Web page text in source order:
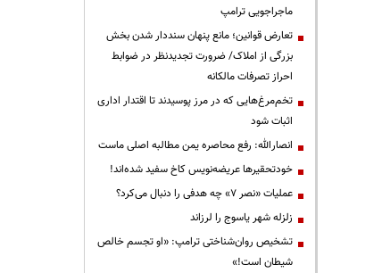
ماجراجویی ترامپ
تعارض قوانین؛ مانع پنهان سنددار شدن بخش
بزرگی از املاک/ ضرورت تجدیدنظر در ضوابط
احراز تصرفات مالکانه
تخم‌مرغ‌هایی که در مرز پوسیدند تا اقتدار اداری
اثبات شود
انصارالله: رفع محاصره یمن مطالبه اصلی ماست
خودتحقیرها عریضه‌نویس کاخ سفید شده‌اند!
عملیات «نصر ۷» چه هدفی را دنبال می‌کرد؟
زلزله شهر یاسوج را لرزاند
تشخیص روان‌شناختی ترامپ: «او تجسم خالص
شیطان است!»